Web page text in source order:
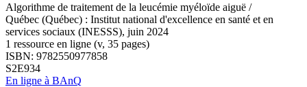
Algorithme de traitement de la leucémie myéloïde aiguë /
Québec (Québec) : Institut national d'excellence en santé et en
services sociaux (INESSS), juin 2024
1 ressource en ligne (v, 35 pages)
ISBN: 9782550977858
S2E934
En ligne à BAnQ